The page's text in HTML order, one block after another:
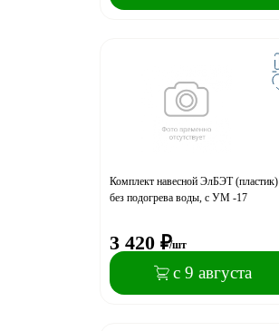
Комплект навесной ЭлБЭТ (пластик)
без подогрева воды, с УМ -17
3 420 ₽/шт
с 9 августа